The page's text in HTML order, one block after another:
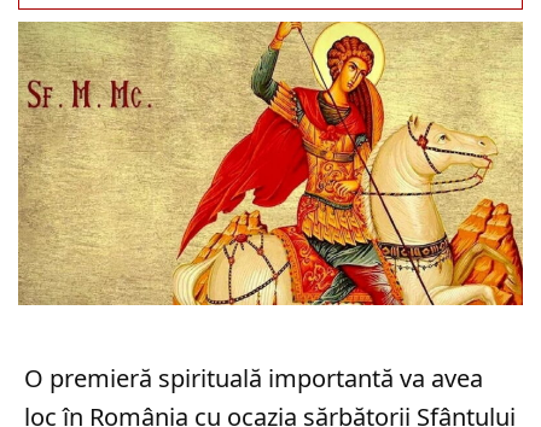
O premieră spirituală importantă va avea
loc în România cu ocazia sărbătorii Sfântului